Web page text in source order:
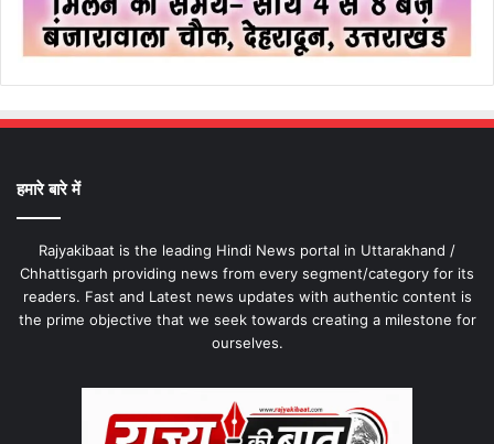
हमारे बारे में
Rajyakibaat is the leading Hindi News portal in Uttarakhand /
Chhattisgarh providing news from every segment/category for its
readers. Fast and Latest news updates with authentic content is
the prime objective that we seek towards creating a milestone for
ourselves.